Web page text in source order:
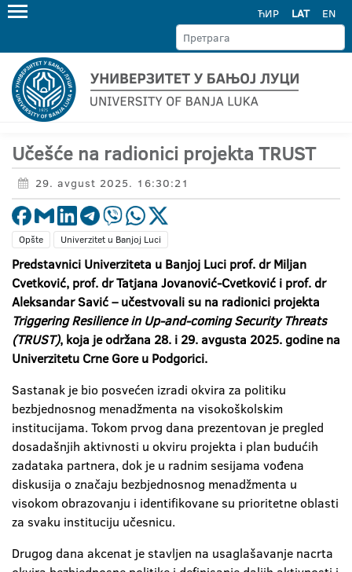
ЋИР LAT EN
Učešće na radionici projekta TRUST
29. avgust 2025. 16:30:21
Opšte Univerzitet u Banjoj Luci
Predstavnici Univerziteta u Banjoj Luci prof. dr Miljan
Cvetković, prof. dr Tatjana Jovanović-Cvetković i prof. dr
Aleksandar Savić – učestvovali su na radionici projekta
Triggering Resilience in Up-and-coming Security Threats
(TRUST), koja je održana 28. i 29. avgusta 2025. godine na
Univerzitetu Crne Gore u Podgorici.
Sastanak je bio posvećen izradi okvira za politiku
bezbjednosnog menadžmenta na visokoškolskim
institucijama. Tokom prvog dana prezentovan je pregled
dosadašnjih aktivnosti u okviru projekta i plan budućih
zadataka partnera, dok je u radnim sesijama vođena
diskusija o značaju bezbjednosnog menadžmenta u
visokom obrazovanju i identifikovane su prioritetne oblasti
za svaku instituciju učesnicu.
Drugog dana akcenat je stavljen na usaglašavanje nacrta